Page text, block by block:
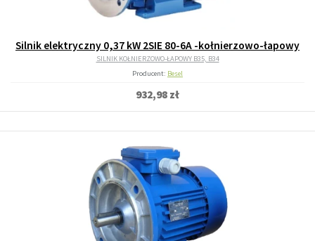
Silnik elektryczny 0,37 kW 2SIE 80-6A -kołnierzowo-łapowy
SILNIK KOŁNIERZOWO-ŁAPOWY B35, B34
Producent: Besel
932,98 zł